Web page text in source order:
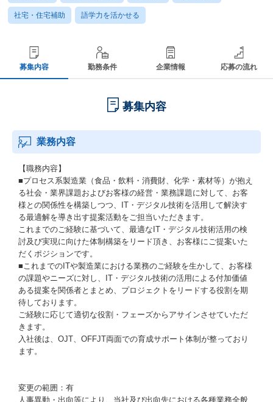
社宅・住宅補助 語学力を活かせる
募集内容 勤務条件 企業情報 応募の流れ
募集内容
業務内容
【職務内容】
■プロセス系製造業（食品・飲料・消費財、化学・素材等）が抱え
る社会・業界課題およびお客様の経営・業務課題に対して、お客
様との関係性を構築しつつ、IT・デジタル技術を活用して解決す
る最適解を導き出す提案活動をご担当いただきます。
これまでのご経験に基づいて、最適なIT・デジタル技術活用の検
討及び実現に向けた体制構築をリード頂き、お客様にご提案いた
だくポジションです。
■これまでのITや製造業における業務のご経験を生かして、お客様
の課題やニーズに対し、IT・デジタル技術の活用による付加価値
ある提案を関係者とまとめ、プロジェクトをリードする役割を期
待しております。
ご経験に応じて適切な役割・フェーズからアサインさせていただ
きます。
入社後は、OJT、OFFJT両面での育成サポート体制が整っており
ます。
変更の範囲：有
人事異動・出向等により、当社及び出向先における各種業務全般